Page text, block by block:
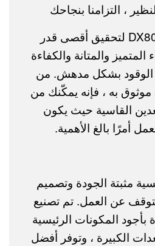
، التزامنا بنجاحك
تم تصميم DX800LC-5B لتحقيق أقصى قدر
المتميز والمتانة والكفاءة
الوقود بشكل مدهش. من
به ، فإنه يمكّنك من
القاسية حيث يكون
أمرًا بالغ الأهمية.
مثبتة الجودة وتصميم
عن العمل. تم تصنيع
بأجود المكونات الرئيسية
الكبيرة ، وتوفر أفضل